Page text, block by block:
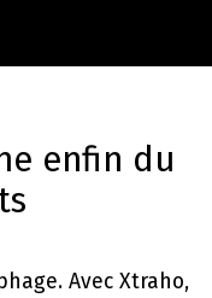
enfin du
Avec Xtraho,